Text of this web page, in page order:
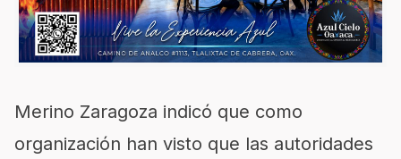
Merino Zaragoza indicó que como
organización han visto que las autoridades